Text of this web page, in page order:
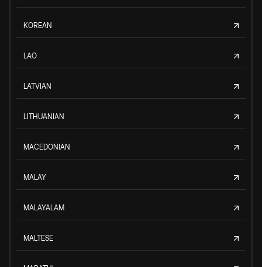
KOREAN
LAO
LATVIAN
LITHUANIAN
MACEDONIAN
MALAY
MALAYALAM
MALTESE